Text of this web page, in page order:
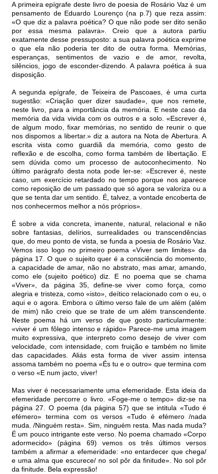
A primeira epígrafe deste livro de poesia de Rosário Vaz é um
pensamento de Eduardo Lourenço (na p.7) que reza assim:
«O que diz a palavra poética? O que não pode ser dito senão
por essa mesma palavra». Creio que a autora partiu
exatamente desse pressuposto: a sua palavra poética exprime
o que ela não poderia ter dito de outra forma. Memórias,
esperanças, sentimentos de vazio e de amor, revolta,
silêncios, jogo de esconder-dizendo. A palavra poética à sua
disposição.
A segunda epígrafe, de Teixeira de Pascoaes, é uma curta
sugestão: «Criação quer dizer saudade», que nos remete,
neste livro, para a importância da memória. E neste caso da
memória da vida vivida com os outros e a solo. «Escrever é,
de algum modo, fixar memórias, no sentido de reunir o que
nos dispomos a libertar.» diz a autora na Nota de Abertura. A
escrita vista como guardiã da memória, como gesto de
reflexão e de escolha, como forma também de libertação. E
sem dúvida como um processo de autoconhecimento. No
último parágrafo desta nota pode ler-se: «Escrever é, neste
caso, um exercício retardado no tempo porque nos aparece
como reposição de um passado que só agora se valoriza ou a
que se tenta dar um sentido. É, talvez, a vontade encoberta de
nos conhecermos melhor a nós próprios».
É sobre a vida concreta, imanente, natural, relacional e não
sobre fantasias, delírios, surrealidades ou transcendências
que, do meu ponto de vista, se funda a poesia de Rosário Vaz.
Vemos isso logo no primeiro poema «Viver sem limites» da
página 17. O que o sujeito quer é a consciência do momento,
a capacidade de amar, não no abstrato, mas amar, amando,
como ele (sujeito poético) diz. E no poema que se chama
«Viver», da página 35, define-se viver como força, como
alegria e tristeza, como «isto», deítico relacionado com o eu, o
aqui e o agora. Embora o último verso fale de um além (além
de mim) não creio que se trate de um além transcendente.
Neste poema há um verso de que gosto particularmente:
«viver é um fôlego intenso e rápido» Parece-me uma imagem
muito expressiva, que interpreto como desejo de viver com
velocidade, com intensidade, com fruição e também no limite
das capacidades. Aliás esta forma de viver assim intensa
assoma também no poema «És tu e o outro» que termina com
o verso «E num jacto, viver!
Mas viver é necessariamente uma efemeridade. Esta ideia da
efemeridade percorre o livro. «Foge-me o tempo» diz-se na
página 27. O poema (da página 57) que se intitula «Tudo é
efémero» termina com os versos «Tudo é efémero /nada
muda. /Ninguém resta». Sim, ninguém resta. Mas nada muda?
É um pouco intrigante este verso. No poema chamado «Corpo
adormecido» (página 69) vemos os três últimos versos
também a afirmar a efemeridade: «no entardecer que chega/
e uma alma que escurece/ no sol pôr da finitude». No sol pôr
da finitude. Bela expressão!